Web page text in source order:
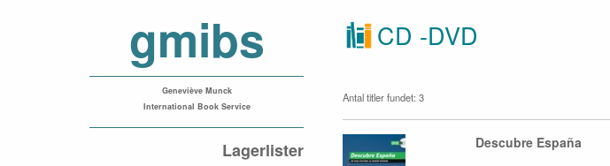
gmibs
Geneviève Munck
International Book Service
Lagerlister
CD -DVD
Antal titler fundet: 3
Descubre España